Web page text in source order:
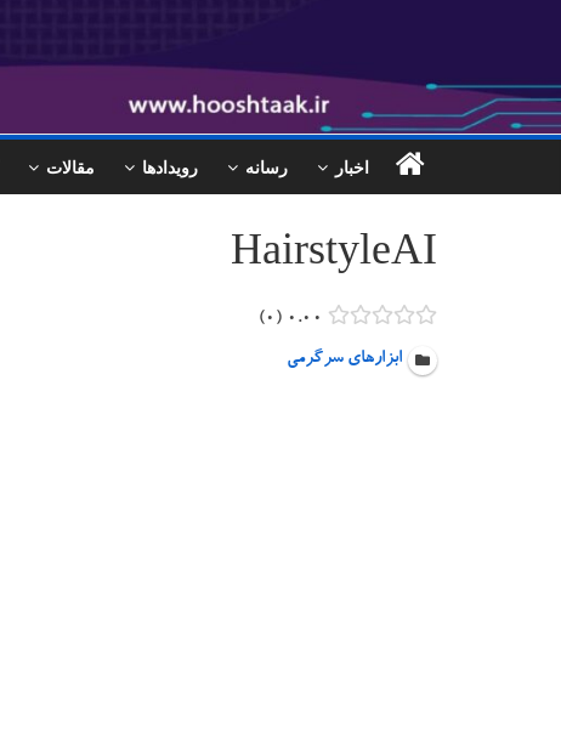
اخبار رسانه رویدادها مقالات
HairstyleAI
0.00
0
ابزارهای سرگرمی